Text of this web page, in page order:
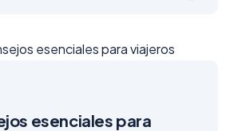
esenciales para